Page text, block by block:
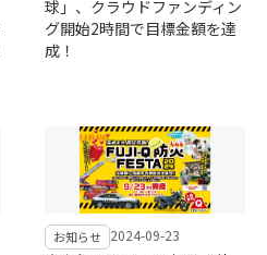
球」、クラウドファンディン
グ開始2時間で目標金額を達
成！
お知らせ 2024-09-23